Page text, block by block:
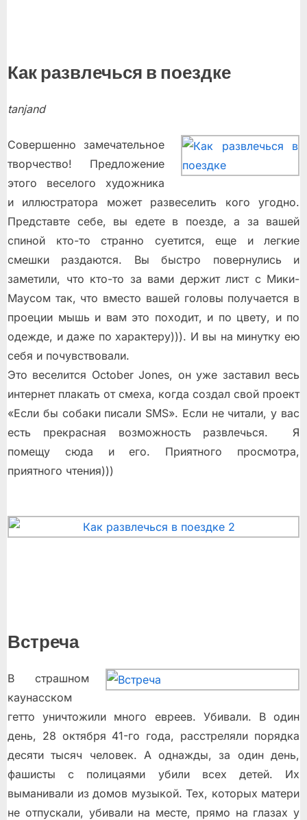
Как развлечься в поездке
tanjand
Совершенно замечательное
творчество! Предложение
этого веселого художника
и иллюстратора может развеселить кого угодно.
Представте себе, вы едете в поезде, а за вашей
спиной кто-то странно суетится, еще и легкие
смешки раздаются. Вы быстро повернулись и
заметили, что кто-то за вами держит лист с Мики-
Маусом так, что вместо вашей головы получается в
проеции мышь и вам это походит, и по цвету, и по
одежде, и даже по характеру))). И вы на минутку ею
себя и почувствовали.
Это веселится October Jones, он уже заставил весь
интернет плакать от смеха, когда создал свой проект
«Если бы собаки писали SMS». Если не читали, у вас
есть прекрасная возможность развлечься. Я
помещу сюда и его. Приятного просмотра,
приятного чтения)))
Встреча
В страшном
каунасском
гетто уничтожили много евреев. Убивали. В один
день, 28 октября 41-го года, расстреляли порядка
десяти тысяч человек. А однажды, за один день,
фашисты с полицаями убили всех детей. Их
выманивали из домов музыкой. Тех, которых матери
не отпускали, убивали на месте, прямо на глазах у